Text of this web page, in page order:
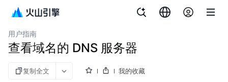
析 析
TrafficRoute DNS 套件
用户指南
查看域名的 DNS 服务器
复制全文 我的收藏